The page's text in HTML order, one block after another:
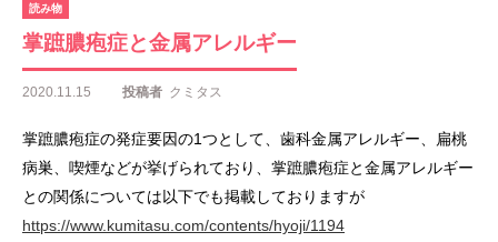
読み物
掌蹠膿疱症と金属アレルギー
2020.11.15 投稿者 クミタス
掌蹠膿疱症の発症要因の1つとして、歯科金属アレルギー、扁桃
病巣、喫煙などが挙げられており、掌蹠膿疱症と金属アレルギー
との関係については以下でも掲載しておりますが
https://www.kumitasu.com/contents/hyoji/1194